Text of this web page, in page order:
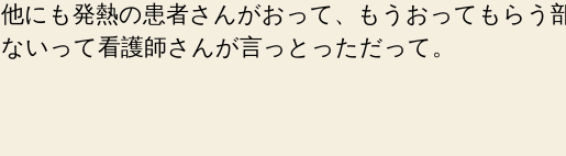
他にも発熱の患者さんがおって、もうおってもらう
ないって看護師さんが言っとっただって。